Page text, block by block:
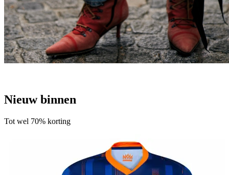
Nieuw binnen
Tot wel 70% korting